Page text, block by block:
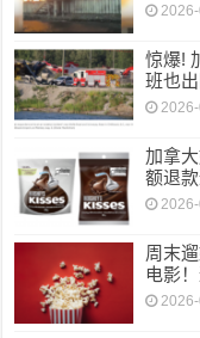
惊爆!
班也
加拿
额退款
周末
电影